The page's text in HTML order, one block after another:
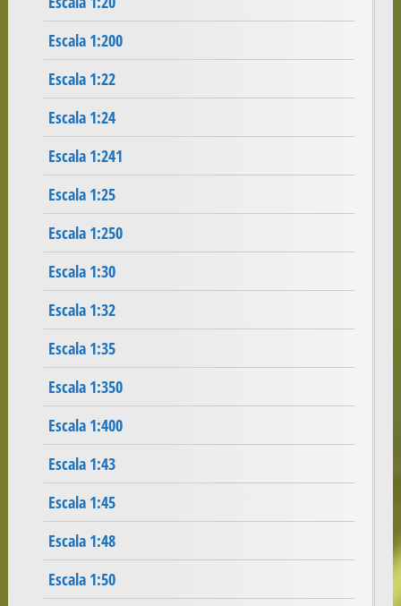
Escala 1:200
Escala 1:22
Escala 1:24
Escala 1:241
Escala 1:25
Escala 1:250
Escala 1:30
Escala 1:32
Escala 1:35
Escala 1:350
Escala 1:400
Escala 1:43
Escala 1:45
Escala 1:48
Escala 1:50